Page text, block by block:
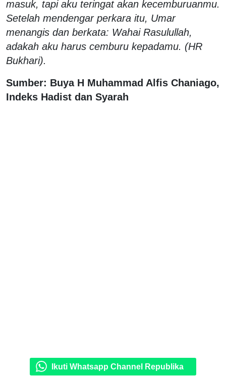
masuk, tapi aku teringat akan kecemburuanmu.
Setelah mendengar perkara itu, Umar
menangis dan berkata: Wahai Rasulullah,
adakah aku harus cemburu kepadamu. (HR
Bukhari).
Sumber: Buya H Muhammad Alfis Chaniago,
Indeks Hadist dan Syarah
Ikuti Whatsapp Channel Republika